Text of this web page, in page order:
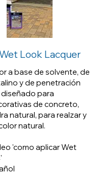
a base de
bajo brillo, cristalino
superficies
de concreto,
natural, para
su color
Look Lacquer
a base de solvente, de
y de penetración
para
de concreto,
natural, para realzar y
natural.
'como aplicar Wet